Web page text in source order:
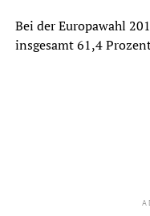
Bei der Europawahl
insgesamt 61,4